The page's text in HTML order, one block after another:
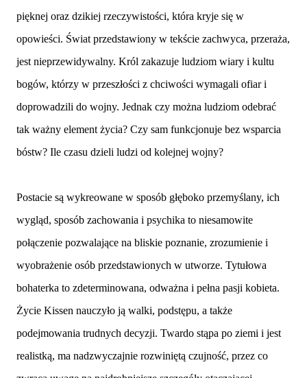
pięknej oraz dzikiej rzeczywistości, która kryje się w
opowieści. Świat przedstawiony w tekście zachwyca, przeraża,
jest nieprzewidywalny. Król zakazuje ludziom wiary i kultu
bogów, którzy w przeszłości z chciwości wymagali ofiar i
doprowadzili do wojny. Jednak czy można ludziom odebrać
tak ważny element życia? Czy sam funkcjonuje bez wsparcia
bóstw? Ile czasu dzieli ludzi od kolejnej wojny?
Postacie są wykreowane w sposób głęboko przemyślany, ich
wygląd, sposób zachowania i psychika to niesamowite
połączenie pozwalające na bliskie poznanie, zrozumienie i
wyobrażenie osób przedstawionych w utworze. Tytułowa
bohaterka to zdeterminowana, odważna i pełna pasji kobieta.
Życie Kissen nauczyło ją walki, podstępu, a także
podejmowania trudnych decyzji. Twardo stąpa po ziemi i jest
realistką, ma nadzwyczajnie rozwiniętą czujność, przez co